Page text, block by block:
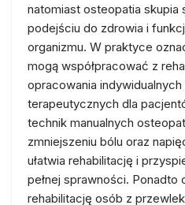
natomiast osteopatia skupia
podejściu do zdrowia i
organizmu. W praktyce
mogą współpracować z
opracowania
terapeutycznych dla
technik manualnych
zmniejszeniu bólu oraz
ułatwia rehabilitację i
pełnej sprawności.
rehabilitację osób z